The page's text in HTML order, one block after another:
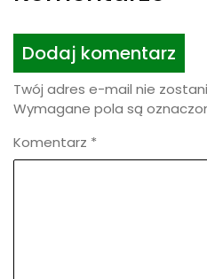
Wymagane pola są
Komentarz*